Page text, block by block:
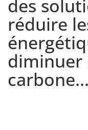
des
réduire
diminuer
carbone…